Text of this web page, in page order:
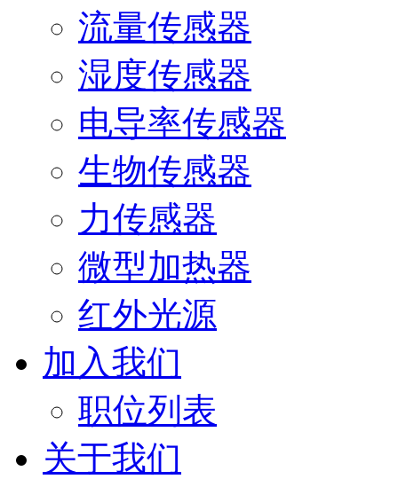
流量传感器
湿度传感器
电导率传感器
生物传感器
力传感器
微型加热器
红外光源
加入我们
职位列表
关于我们